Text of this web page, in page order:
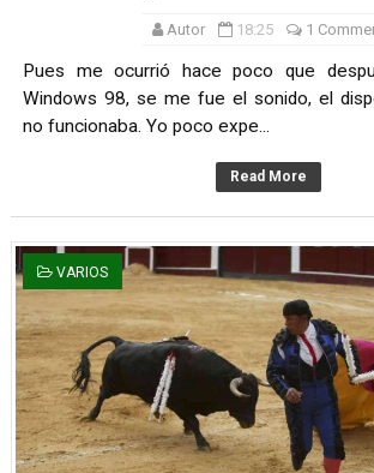
Autor 18:25 1
Pues me ocurrió hace poco que
Windows 98, se me fue el sonido, el
no funcionaba. Yo poco expe...
Read More
VARIOS